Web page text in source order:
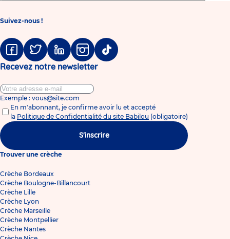
Suivez-nous !
FacebookTwitter LinkedinInstagramTiktok
Recevez notre newsletter
Exemple : vous@site.com
En m'abonnant, je confirme avoir lu et accepté
la Politique de Confidentialité du site Babilou (obligatoire)
S'inscrire
Trouver une crèche
Crèche Bordeaux
Crèche Boulogne-Billancourt
Crèche Lille
Crèche Lyon
Crèche Marseille
Crèche Montpellier
Crèche Nantes